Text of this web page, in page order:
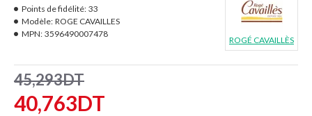
40,763DT
45,293DT
Points de fidélité: 33
Modèle: ROGE CAVAILLES
MPN: 3596490007478
ROGÉ CAVAILLÈS